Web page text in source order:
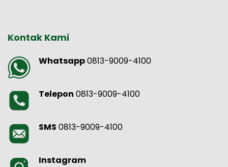
Kontak Kami
Whatsapp0813-9009-4100
Telepon 0813-9009-4100
SMS 0813-9009-4100
Instagram